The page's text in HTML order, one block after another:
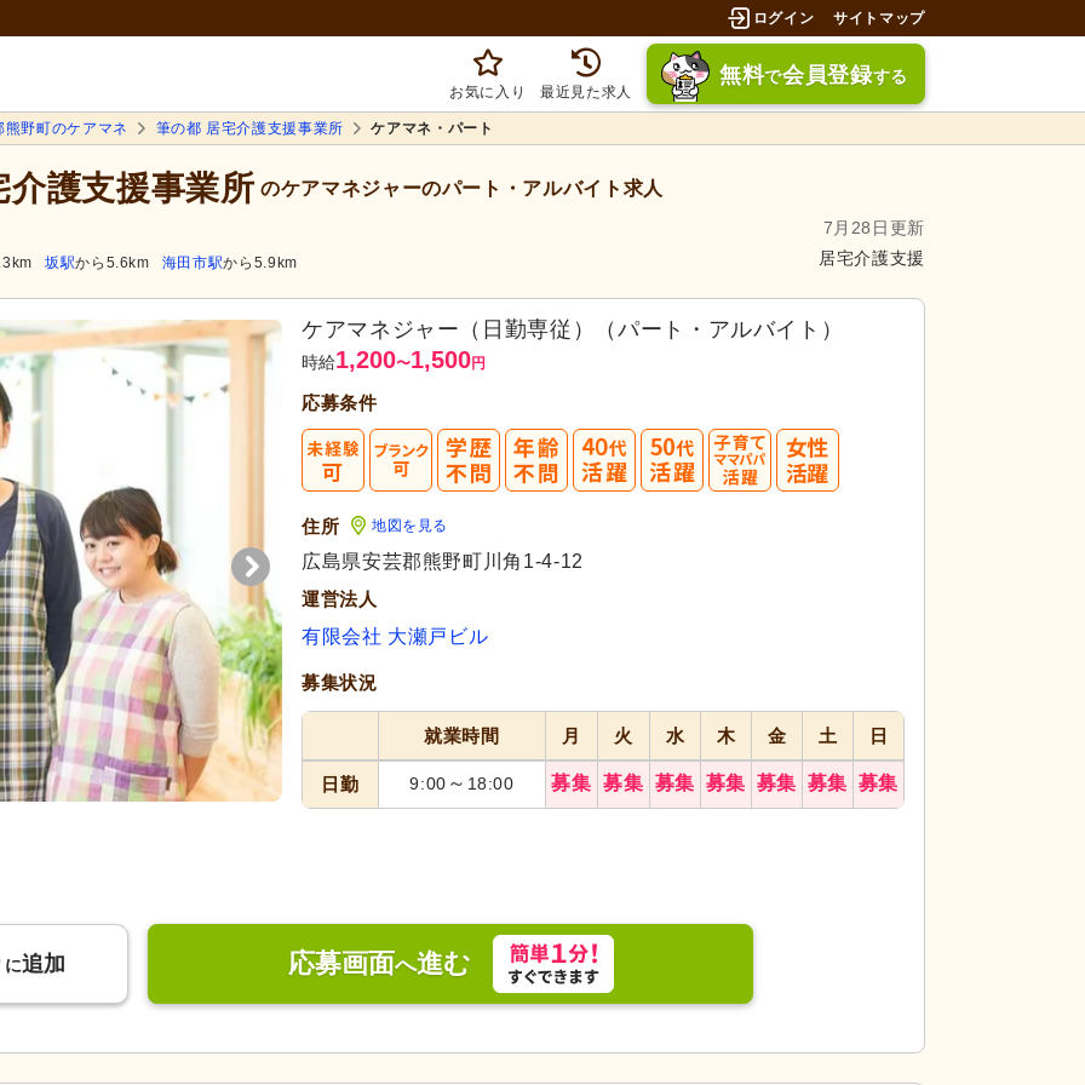
ログイン サイトマップ
お気に入り 最近見た求人
無料で会員登録する
熊野町のケアマネ 筆の都 居宅介護支援事業所 ケアマネ・パート
護支援事業所 のケアマネジャーのパート・アルバイト求人
7月28日更新
居宅介護支援
坂駅から5.6km 海田市駅から5.9km
ケアマネジャー（日勤専従）（パート・アルバイト）
時給1,200〜1,500円
応募条件
住所 地図を見る
広島県安芸郡熊野町川角1-4-12
運営法人
有限会社 大瀬戸ビル
募集状況
就業時間 月 火 水 木 金 土 日
日勤 9:00 ～ 18:00 募集 募集 募集 募集 募集 募集 募集
に追加 応募画面へ進む